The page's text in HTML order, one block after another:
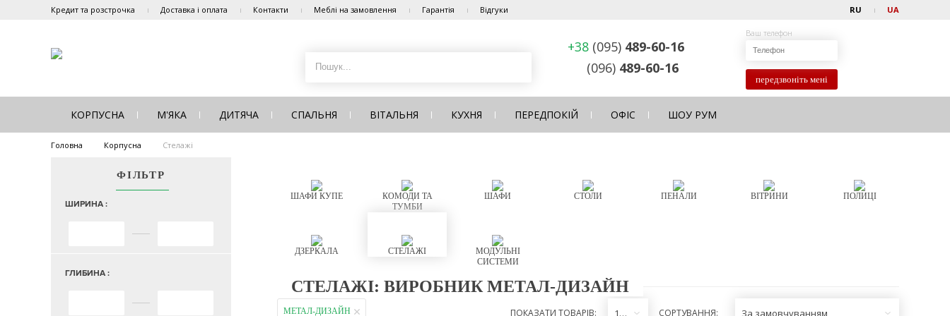
Кредит та розстрочка Доставка і оплата Контакти Меблі на замовлення Гарантія Відгуки RU UA
+38 (095) 489-60-16
(096) 489-60-16
Ваш телефон
передзвоніть мені
КОРПУСНА М'ЯКА ДИТЯЧА СПАЛЬНЯ ВІТАЛЬНЯ КУХНЯ ПЕРЕДПОКІЙ ОФІС ШОУ РУМ
Головна Корпусна Стелажі
ФІЛЬТР
ШИРИНА :
ГЛИБИНА :
ШАФИ КУПЕ
КОМОДИ ТА
ТУМБИ
ШАФИ СТОЛИ ПЕНАЛИ ВІТРИНИ ПОЛИЦІ
ДЗЕРКАЛА СТЕЛАЖІ
МОДУЛЬНІ
СИСТЕМИ
СТЕЛАЖІ: ВИРОБНИК МЕТАЛ-ДИЗАЙН
МЕТАЛ-ДИЗАЙН ПОКАЗАТИ ТОВАРІВ: 12 СОРТУВАННЯ: За замовчуванням